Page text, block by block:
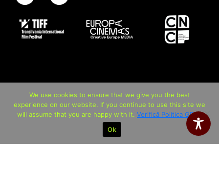
We use cookies to ensure that we give you the best
experience on our website. If you continue to use this site we
will assume that you are happy with it. Verifică Politica GDPR
Ok